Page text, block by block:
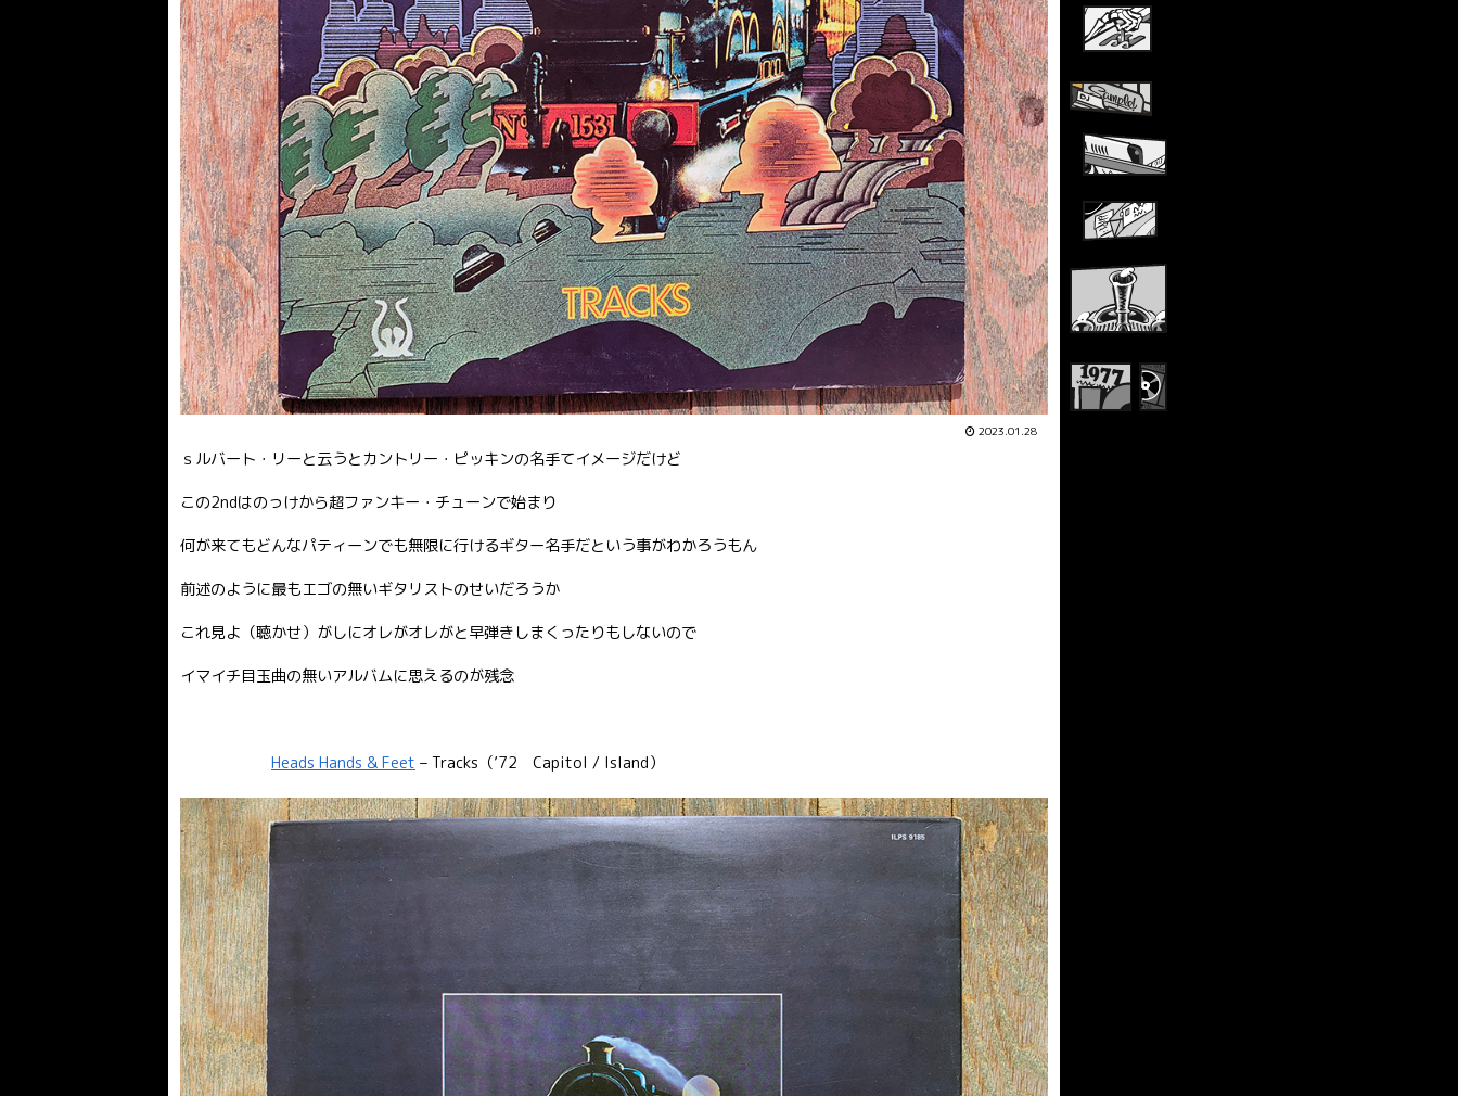
2023.01.28
ｓルバート・リーと云うとカントリー・ピッキンの名手てイメージだけど
この2ndはのっけから超ファンキー・チューンで始まり
何が来てもどんなパティーンでも無限に行けるギター名手だという事がわかろうもん
前述のように最もエゴの無いギタリストのせいだろうか
これ見よ（聴かせ）がしにオレがオレがと早弾きしまくったりもしないので
イマイチ目玉曲の無いアルバムに思えるのが残念
Heads Hands & Feet – Tracks（’72 Capitol / Island）